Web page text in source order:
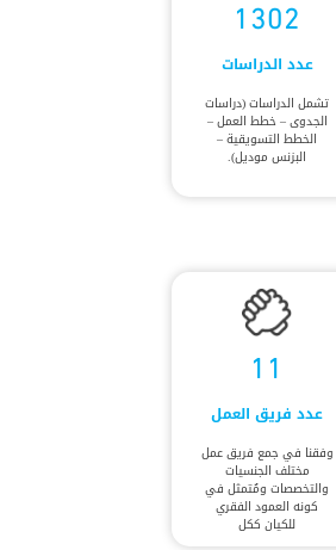
1302
عدد الدراسات
تشمل الدراسات (دراسات
الجدوى – خطط العمل –
الخطط التسويقية –
البزنس موديل).
11
عدد فريق العمل
وفقنا في جمع فريق عمل
مختلف الجنسيات
والتخصصات ومُتمثل في
كونه العمود الفقري
للكيان ككل